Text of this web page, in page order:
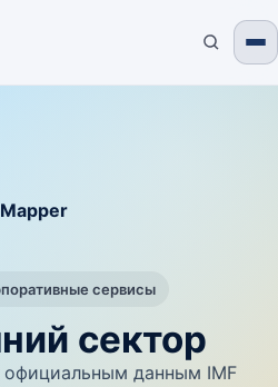
сервисы
сектор
данным IMF